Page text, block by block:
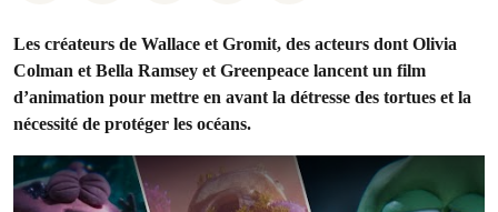
Les créateurs de Wallace et Gromit, des acteurs dont Olivia
Colman et Bella Ramsey et Greenpeace lancent un film
d’animation pour mettre en avant la détresse des tortues et la
nécessité de protéger les océans.